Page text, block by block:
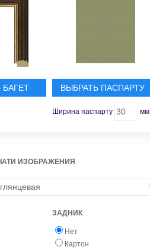
БАГЕТ ВЫБРАТЬ ПАСПАРТУ
Ширина паспарту мм
ИЗОБРАЖЕНИЯ
ЗАДНИК
Нет
Картон